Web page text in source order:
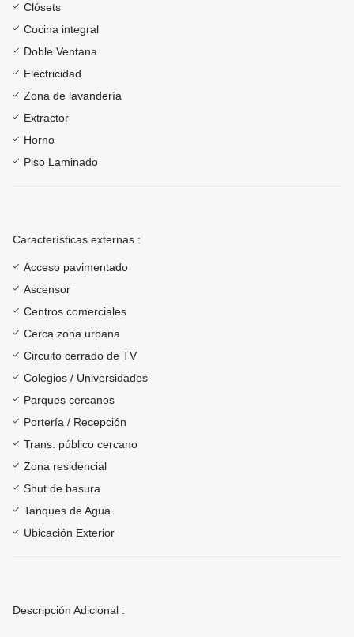
Clósets
Cocina integral
Doble Ventana
Electricidad
Zona de lavandería
Extractor
Horno
Piso Laminado
Características externas :
Acceso pavimentado
Ascensor
Centros comerciales
Cerca zona urbana
Circuito cerrado de TV
Colegios / Universidades
Parques cercanos
Portería / Recepción
Trans. público cercano
Zona residencial
Shut de basura
Tanques de Agua
Ubicación Exterior
Descripción Adicional :